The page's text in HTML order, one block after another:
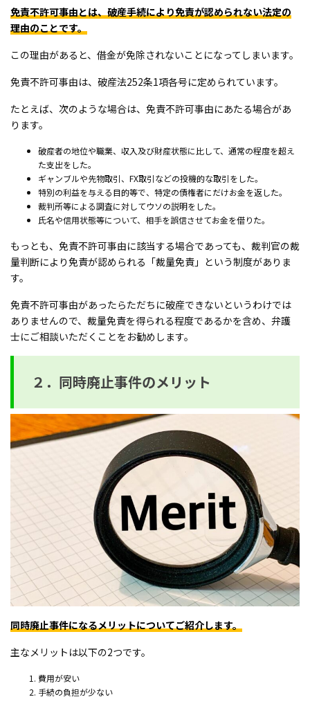
免責不許可事由とは、破産手続により免責が認められない法定の
理由のことです。
この理由があると、借金が免除されないことになってしまいます。
免責不許可事由は、破産法252条1項各号に定められています。
たとえば、次のような場合は、免責不許可事由にあたる場合があ
ります。
破産者の地位や職業、収入及び財産状態に比して、通常の程度を超え
た支出をした。
ギャンブルや先物取引、FX取引などの投機的な取引をした。
特別の利益を与える目的等で、特定の債権者にだけお金を返した。
裁判所等による調査に対してウソの説明をした。
氏名や信用状態等について、相手を誤信させてお金を借りた。
もっとも、免責不許可事由に該当する場合であっても、裁判官の裁
量判断により免責が認められる「裁量免責」という制度がありま
す。
免責不許可事由があったらただちに破産できないというわけでは
ありませんので、裁量免責を得られる程度であるかを含め、弁護
士にご相談いただくことをお勧めします。
２．同時廃止事件のメリット
同時廃止事件になるメリットについてご紹介します。
主なメリットは以下の2つです。
費用が安い
手続の負担が少ない